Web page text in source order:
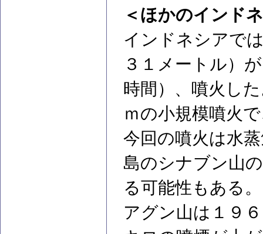
＜ほかのインド
インドネシアで
３１メートル）
時間）、噴火し
ｍの小規模噴火
今回の噴火は水
島のシナブン山
る可能性もある。
アグン山は１９